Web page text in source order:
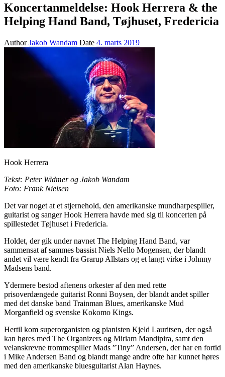
Koncertanmeldelse: Hook Herrera & the
Helping Hand Band, Tøjhuset, Fredericia
AuthorJakob Wandam Date 4. marts 2019
Hook Herrera
Tekst: Peter Widmer og Jakob Wandam
Foto: Frank Nielsen
Det var noget at et stjernehold, den amerikanske mundharpespiller,
guitarist og sanger Hook Herrera havde med sig til koncerten på
spillestedet Tøjhuset i Fredericia.
Holdet, der gik under navnet The Helping Hand Band, var
sammensat af sammes bassist Niels Nello Mogensen, der blandt
andet vil være kendt fra Grarup Allstars og et langt virke i Johnny
Madsens band.
Ydermere bestod aftenens orkester af den med rette
prisoverdængede guitarist Ronni Boysen, der blandt andet spiller
med det danske band Trainman Blues, amerikanske Mud
Morganfield og svenske Kokomo Kings.
Hertil kom superorganisten og pianisten Kjeld Lauritsen, der også
kan høres med The Organizers og Miriam Mandipira, samt den
velanskrevne trommespiller Mads ”Tiny” Andersen, der har en fortid
i Mike Andersen Band og blandt mange andre ofte har kunnet høres
med den amerikanske bluesguitarist Alan Haynes.